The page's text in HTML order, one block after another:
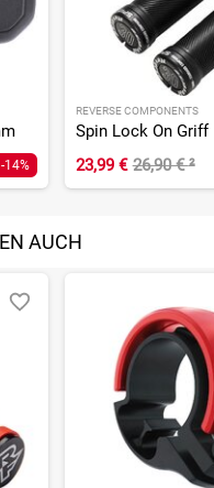
-14%
REVERSE COMPONENTS
Spin Lock On Griff
23,99 € 26,90 €²
AUCH